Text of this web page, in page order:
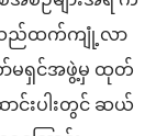
သည်ထက်ကျုံ့လာ
ရှင်အဖွဲ့မှ ထုတ်
းပါးတွင် ဆယ်